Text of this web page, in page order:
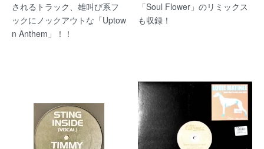
されるトラック、雄叫び系フ
ックにノックアウトな「Uptow
n Anthem」！！
「Soul Flower」のリミックス
も収録！